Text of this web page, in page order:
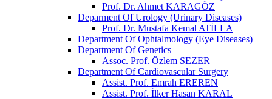
Prof. Dr. Ahmet KARAGÖZ
Deparment Of Urology (Urinary Diseases)
Prof. Dr. Mustafa Kemal ATİLLA
Department Of Ophtalmology (Eye Diseases)
Department Of Genetics
Assoc. Prof. Özlem SEZER
Department Of Cardiovascular Surgery
Assist. Prof. Emrah EREREN
Assist. Prof. İlker Hasan KARAL